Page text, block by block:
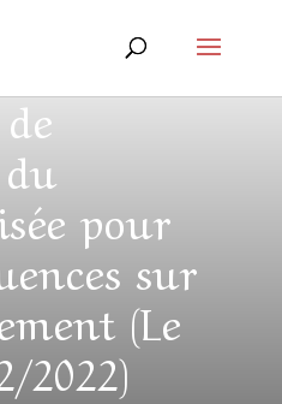
pour
sur
(Le
2022)